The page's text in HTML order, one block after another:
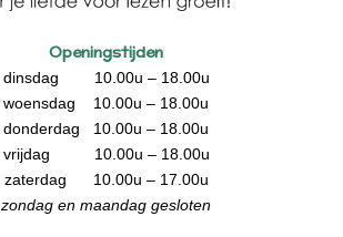
Openingstijden
dinsdag 10.00u – 18.00u
woensdag 10.00u – 18.00u
donderdag 10.00u – 18.00u
vrijdag 10.00u – 18.00u
zaterdag 10.00u – 17.00u
zondag en maandag gesloten